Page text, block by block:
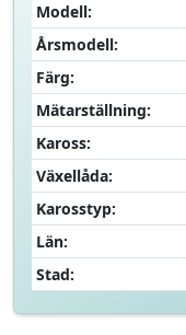
Modell:
Årsmodell:
Färg:
Mätarställning:
Kaross:
Växellåda:
Karosstyp:
Län:
Stad: